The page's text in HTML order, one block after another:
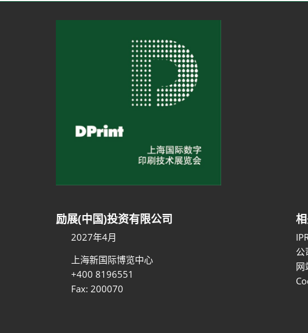
励展(中国)投资有限公司
2027年4月
上海新国际博览中心
+400 8196551
Fax: 200070
公
网